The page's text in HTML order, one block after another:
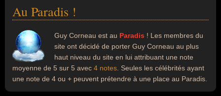
Au Paradis !
Guy Corneau est au Paradis ! Les membres du
site ont décidé de porter Guy Corneau au plus
haut niveau du site en lui attribuant une note
moyenne de 5 sur 5 avec 4 notes . Seules les célébrités ayant
une note de 4 ou + peuvent prétendre à une place au Paradis.